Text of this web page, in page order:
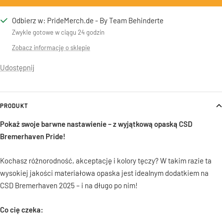
Odbierz w: PrideMerch.de - By Team Behinderte
Zwykle gotowe w ciągu 24 godzin
Zobacz informację o sklepie
Udostępnij
PRODUKT
Pokaż swoje barwne nastawienie – z wyjątkową opaską CSD
Bremerhaven Pride!
Kochasz różnorodność, akceptację i kolory tęczy? W takim razie ta
wysokiej jakości materiałowa opaska jest idealnym dodatkiem na
CSD Bremerhaven 2025 – i na długo po nim!
Co cię czeka: